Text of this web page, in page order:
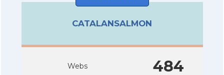
CATALANSALMON
Webs 484